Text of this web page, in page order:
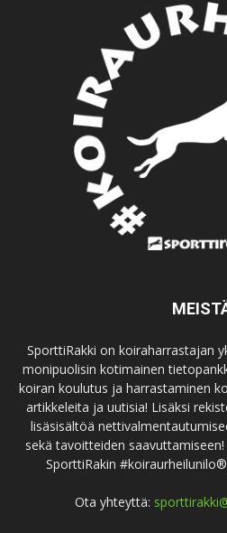
SporttiRakki on koiraharrastajan
monipuolisin kotimainen
koiran koulutus ja harrastaminen
artikkeleita ja uutisia! Lisäksi
lisäsisältöä
sekä tavoitteiden
SporttiRakin
Ota yhteyttä: